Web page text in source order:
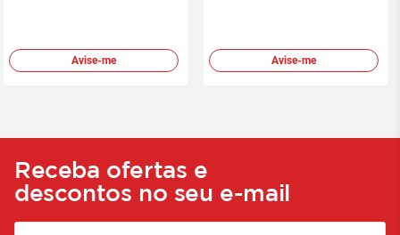
Avise-me Avise-me
Receba ofertas e
descontos no seu e-mail